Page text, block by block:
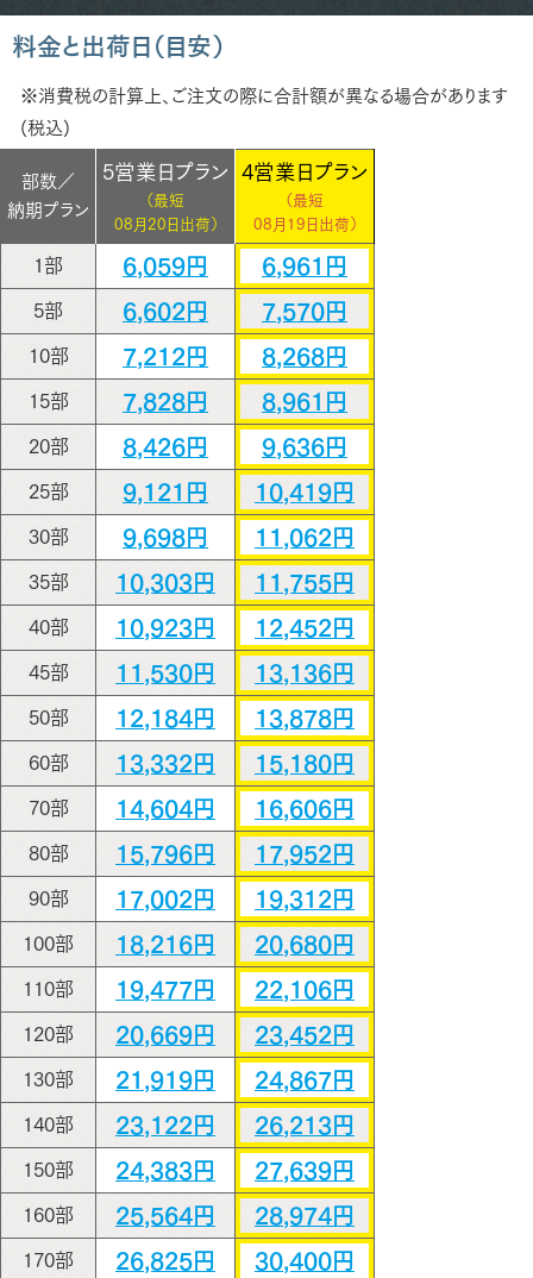
料金と出荷日（目安）
※消費税の計算上、ご注文の際に合計額が異なる場合があります
(税込)
部数／
納期プラン
5営業日プラン
（最短
08月20日出荷）
4営業日プラン
（最短
08月19日出荷）
1部 6,059円 6,961円
5部 6,602円 7,570円
10部 7,212円 8,268円
15部 7,828円 8,961円
20部 8,426円 9,636円
25部 9,121円 10,419円
30部 9,698円 11,062円
35部 10,303円 11,755円
40部 10,923円 12,452円
45部 11,530円 13,136円
50部 12,184円 13,878円
60部 13,332円 15,180円
70部 14,604円 16,606円
80部 15,796円 17,952円
90部 17,002円 19,312円
100部 18,216円 20,680円
110部 19,477円 22,106円
120部 20,669円 23,452円
130部 21,919円 24,867円
140部 23,122円 26,213円
150部 24,383円 27,639円
160部 25,564円 28,974円
170部 26,825円 30,400円